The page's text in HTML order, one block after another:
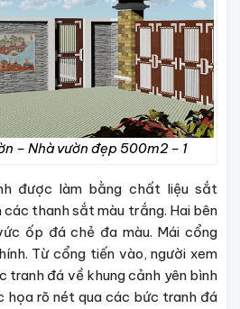
– Nhà vườn đẹp 500m2 – 1
được làm bằng chất liệu sắt
các thanh sắt màu trắng. Hai bên
ốp đá chẻ đa màu. Mái cổng
Từ cổng tiến vào, người xem
tranh đá về khung cảnh yên bình
họa rõ nét qua các bức tranh đá